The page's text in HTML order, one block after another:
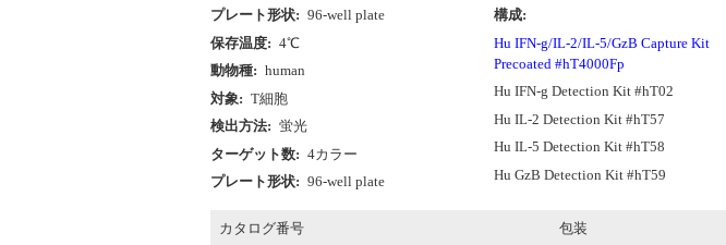
プレート形状: 96-well plate
保存温度: 4℃
動物種: human
対象: T細胞
検出方法: 蛍光
ターゲット数: 4カラー
プレート形状: 96-well plate
構成:
Hu IFN-g/IL-2/IL-5/GzB Capture Kit
Precoated #hT4000Fp
Hu IFN-g Detection Kit #hT02
Hu IL-2 Detection Kit #hT57
Hu IL-5 Detection Kit #hT58
Hu GzB Detection Kit #hT59
カタログ番号 包装